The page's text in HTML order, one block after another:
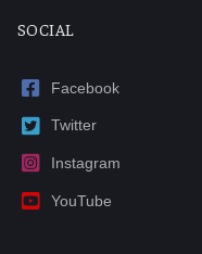
SOCIAL
Facebook
Twitter
Instagram
YouTube